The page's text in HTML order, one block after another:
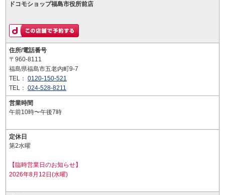
ドコモショップ福島市役所前店
住所/電話番号
〒960-8111
福島県福島市五老内町9-7
TEL： 0120-150-521
TEL： 024-528-8211
営業時間
午前10時〜午後7時
定休日
第2水曜
【臨時営業日のお知らせ】
2026年8月12日(水曜)